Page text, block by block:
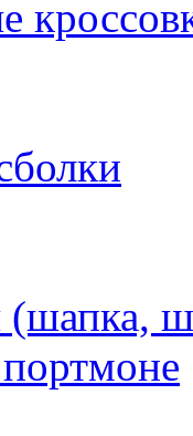
(шапка,